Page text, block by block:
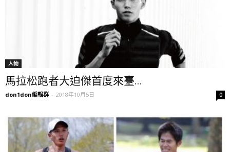
人物
馬拉松跑者大迫傑首度來臺...
don1don編輯群 - 2018年10月5日 0